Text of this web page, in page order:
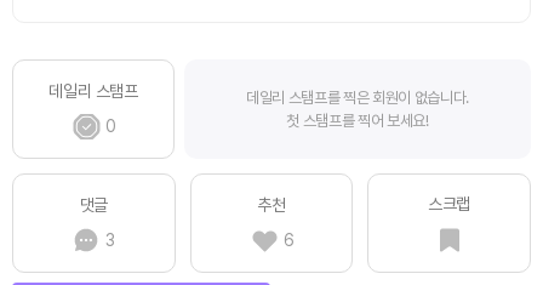
데일리 스탬프
0
데일리 스탬프를 찍은 회원이 없습니다.
첫 스탬프를 찍어 보세요!
댓글
3
추천
6
스크랩